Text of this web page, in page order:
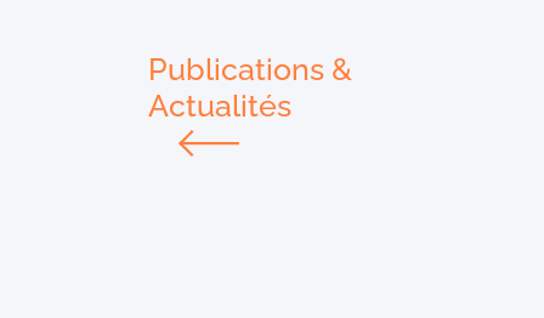
Publications &
Actualités